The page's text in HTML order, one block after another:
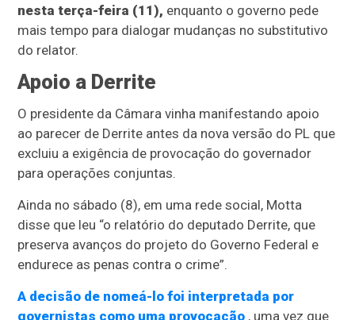
nesta terça-feira (11), enquanto o governo pede
mais tempo para dialogar mudanças no substitutivo
do relator.
Apoio a Derrite
O presidente da Câmara vinha manifestando apoio
ao parecer de Derrite antes da nova versão do PL que
excluiu a exigência de provocação do governador
para operações conjuntas.
Ainda no sábado (8), em uma rede social, Motta
disse que leu “o relatório do deputado Derrite, que
preserva avanços do projeto do Governo Federal e
endurece as penas contra o crime”.
A decisão de nomeá-lo foi interpretada por
governistas como uma provocação , uma vez que